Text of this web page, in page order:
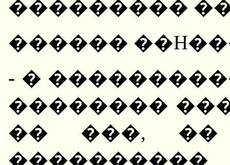
���������
������
- �
��������
�� ���,